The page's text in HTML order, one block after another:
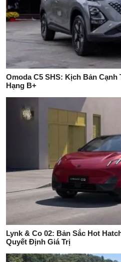
Omoda C5 SHS: Kịch Bản
Hạng B+
Lynk & Co 02: Bản Sắc Hot
Quyết Định Giá Trị